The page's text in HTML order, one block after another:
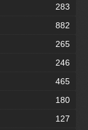
283
882
265
246
465
180
127